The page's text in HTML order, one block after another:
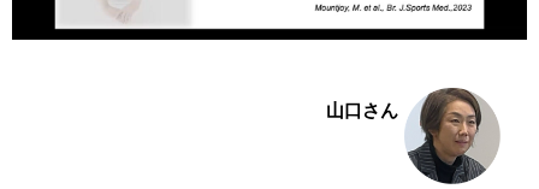
山口さん